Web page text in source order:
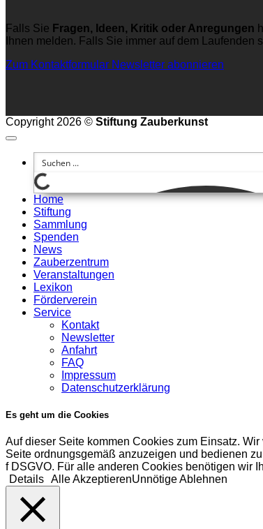
Falls Sie Fragen, Ideen, Kritik oder Anregungen
Ihnen melden. Falls Sie immer auf dem
Zum Kontaktformular Newsletter abonnieren
Copyright 2026 © Stiftung Zauberkunst
Home
Stiftung
Sammlung
Spenden
News
Zauberzentrum
Veranstaltungen
Lexikon
Förderverein
Service
Kontakt
Newsletter
Anfahrt
FAQ
Impressum
Datenschutzerklärung
Es geht um die Cookies
Auf dieser Seite kommen Cookies zum Einsatz.
Seite ordnungsgemäß anzuzeigen und bedienen
f DSGVO. Für alle anderen Cookies benötigen wir
Details Alle AkzeptierenUnnötige Ablehnen